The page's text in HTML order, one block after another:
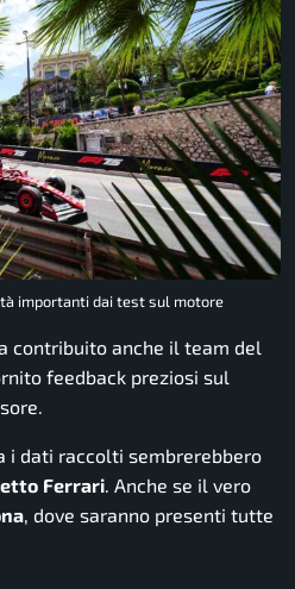
importanti dai test sul motore
contribuito anche il team del
feedback preziosi sul
i dati raccolti sembrerebbero
Ferrari . Anche se il vero
, dove saranno presenti tutte